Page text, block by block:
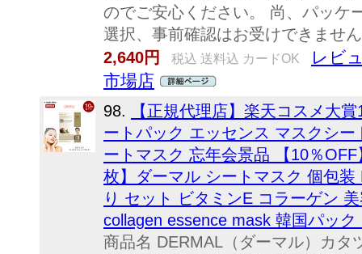
のでご安心ください。 尚、パッケ
選択、事前確認はお受けできませ
2,640円
税込 送料込 カードOK
レビ
市場店
98.
【正規代理店】楽天コスメ大
ートパック エッセンス マスクシ
ートマスク 忘年会景品 【10％
枚】ダーマル シートマスク 個包
り セット ビタミンE コラーゲン
collagen essence mask 韓国パッ
商品名 DERMAL（ダーマル）カタ